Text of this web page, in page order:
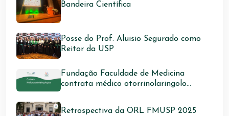
Bandeira Científica
Posse do Prof. Aluisio Segurado como
Reitor da USP
Fundação Faculdade de Medicina
contrata médico otorrinolaringolo...
Retrospectiva da ORL FMUSP 2025